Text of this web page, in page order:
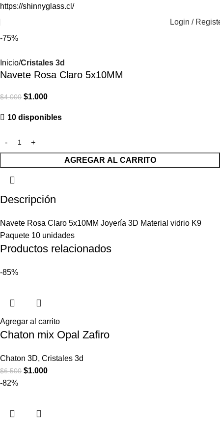
https://shinnyglass.cl/
Login /
-75%
Inicio Cristales 3d
Navete Rosa Claro 5x10MM
$4.000 $1.000
10 disponibles
AGREGAR AL CARRITO
Descripción
Navete Rosa Claro 5x10MM Joyería 3D Material vidrio K9
Paquete 10 unidades
Productos relacionados
-85%
Agregar al carrito
Chaton mix Opal Zafiro
Chaton 3D, Cristales 3d
$6.500 $1.000
-82%